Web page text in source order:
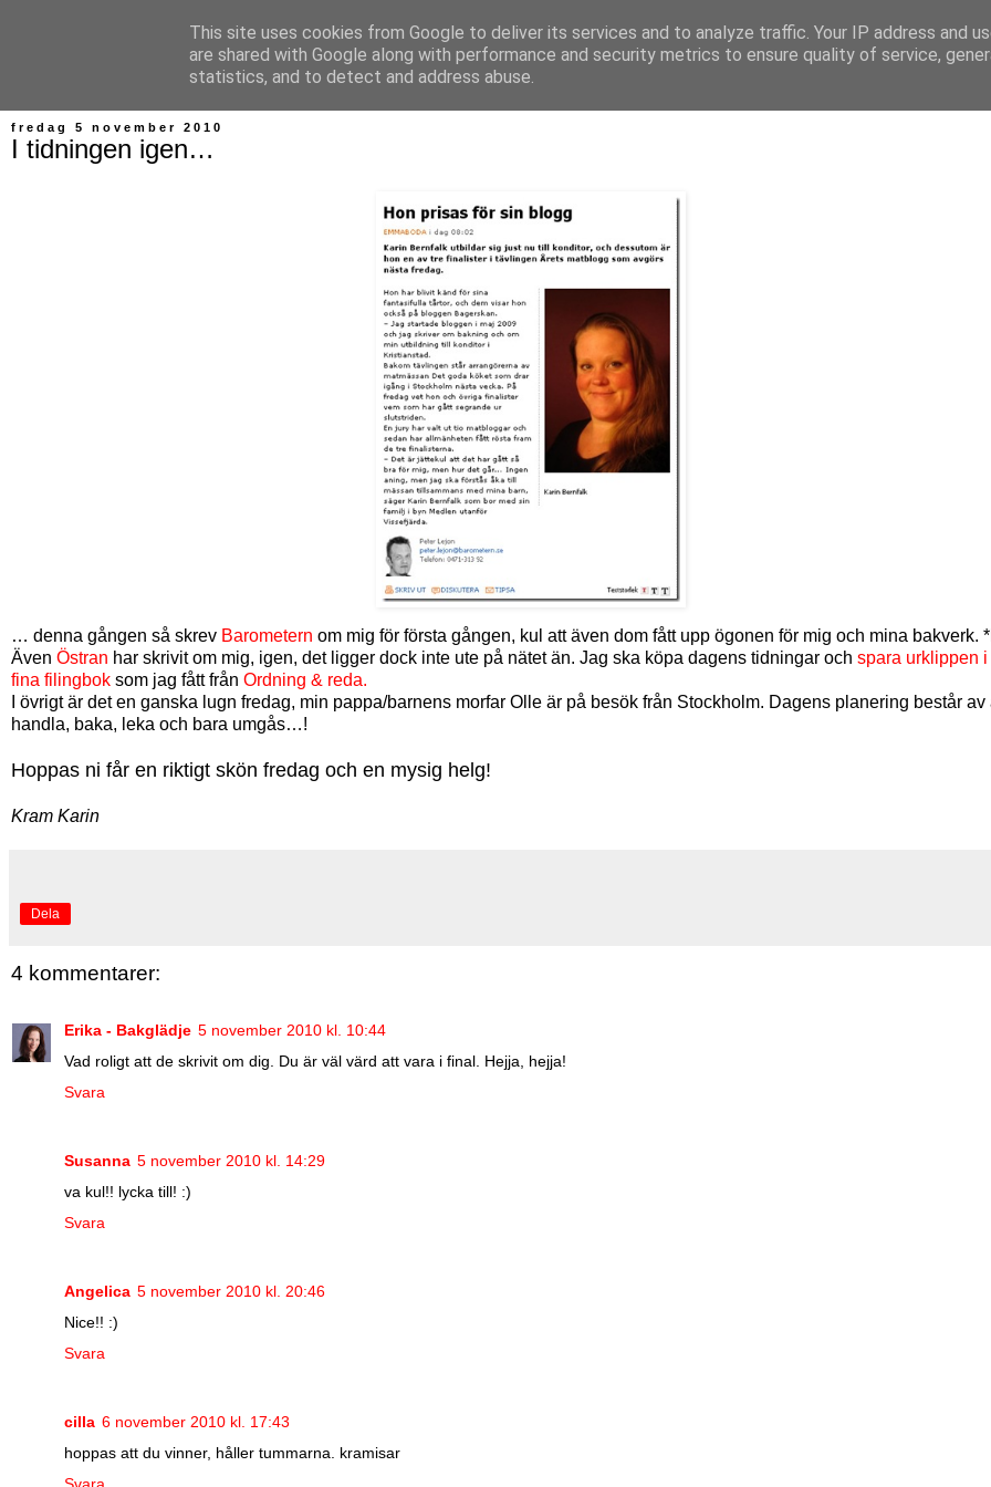
Bagerskan
fredag 5 november 2010
I tidningen igen…
… denna gången så skrev Barometern om mig för första gången, kul att även dom fått upp ögonen för mig och mina bakverk.
Även Östran har skrivit om mig, igen, det ligger dock inte ute på nätet än. Jag ska köpa dagens tidningar och spara urklippen i
fina filingbok som jag fått från Ordning & reda.
I övrigt är det en ganska lugn fredag, min pappa/barnens morfar Olle är på besök från Stockholm. Dagens planering består av
handla, baka, leka och bara umgås…!
Hoppas ni får en riktigt skön fredag och en mysig helg!
Kram Karin
Dela
4 kommentarer:
Erika - Bakglädje 5 november 2010 kl. 10:44
Vad roligt att de skrivit om dig. Du är väl värd att vara i final. Hejja, hejja!
Svara
Susanna 5 november 2010 kl. 14:29
va kul!! lycka till! :)
Svara
Angelica 5 november 2010 kl. 20:46
Nice!! :)
Svara
cilla 6 november 2010 kl. 17:43
hoppas att du vinner, håller tummarna. kramisar
This site uses cookies from Google to deliver its services and to analyze traffic. Your IP address and
are shared with Google along with performance and security metrics to ensure quality of service,
statistics, and to detect and address abuse.